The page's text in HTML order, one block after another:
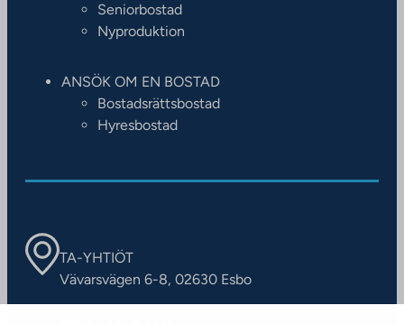
Seniorbostad
Nyproduktion
ANSÖK OM EN BOSTAD
Bostadsrättsbostad
Hyresbostad
TA-YHTIÖT
Vävarsvägen 6-8, 02630 Esbo